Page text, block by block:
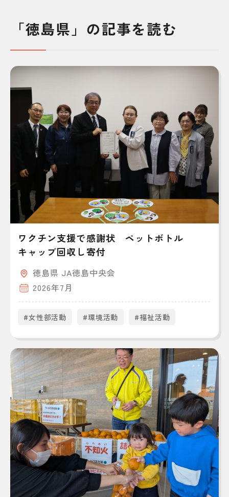
「徳島県」の記事を読む
ワクチン支援で感謝状 ペットボトル
キャップ回収し寄付
徳島県 JA徳島中央会
2026年7月
#女性部活動 #環境活動 #福祉活動